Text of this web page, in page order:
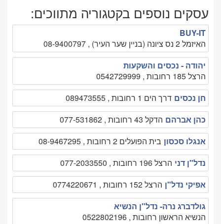
עסקים נוספים בקטגוריה מתווכים:
BUY-IT
האיזמל 2 נס ציונה (בניין שער העיר) , 08-9400797
יהודה - נכסים והשקעות
הרצל 185 רחובות , 0542729999
חן נכסים דרך הים 1 רחובות , 089473555
כהן אברהם הדקל 43 רחובות , 077-531862
אנגלו סכסון בית הפועלים 2 רחובות , 08-9467295
נדל"ן דני הרצל 196 רחובות , 077-2033550
אפיקי נדל"ן הרצל 152 רחובות , 0774220671
גולדברג נרה- נדל"ן הנשיא
הנשיא הראשון רחובות , 0522802196